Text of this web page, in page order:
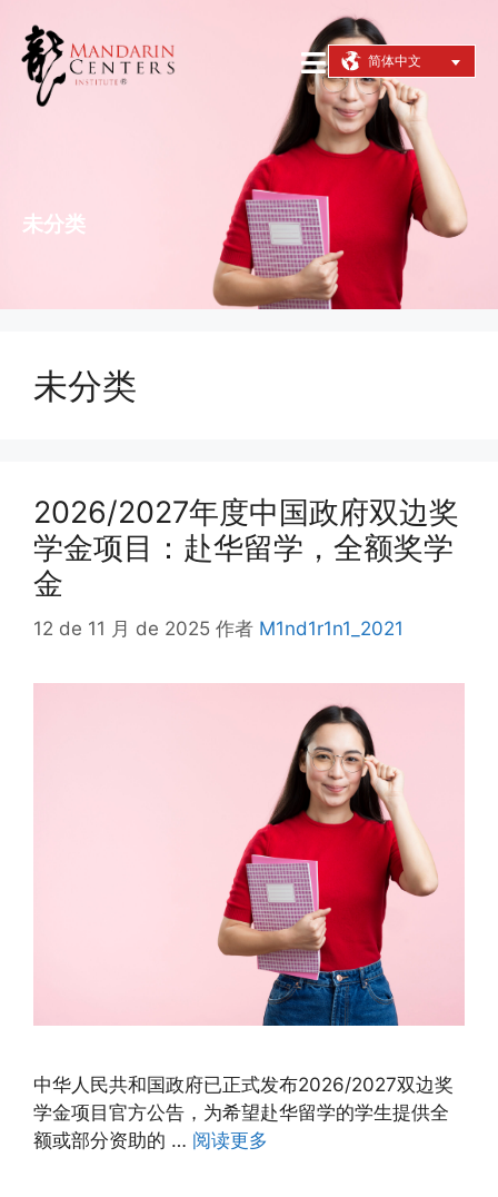
简体中文
未分类
未分类
2026/2027年度中国政府双边奖
学金项目：赴华留学，全额奖学
金
12 de 11 月 de 2025 作者 M1nd1r1n1_2021
中华人民共和国政府已正式发布2026/2027双边奖
学金项目官方公告，为希望赴华留学的学生提供全
额或部分资助的 … 阅读更多